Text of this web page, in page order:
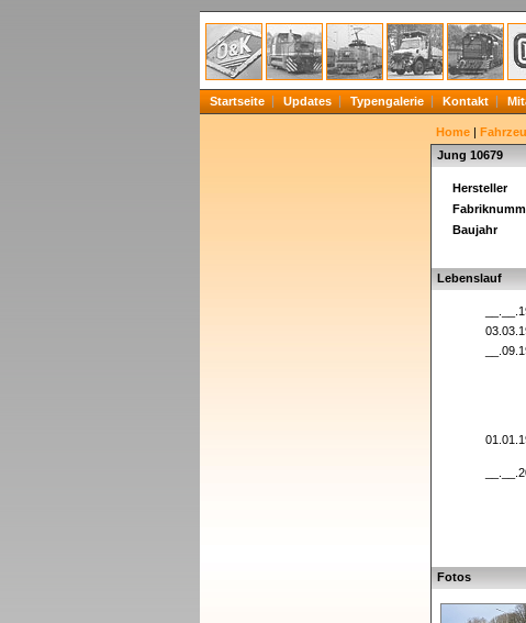
Startseite Updates Typengalerie Kontakt
Home |
Jung 10679
Hersteller
Baujahr
Lebenslauf
Fotos